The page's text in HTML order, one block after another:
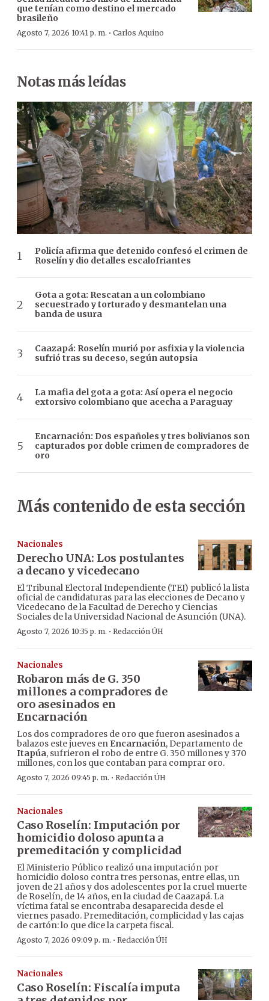
que tenían como destino el mercado
brasileño
Agosto 7, 2026 10:41 p. m. · Carlos Aquino
Notas más leídas
Policía afirma que detenido confesó el crimen de
Roselín y dio detalles escalofriantes
Gota a gota: Rescatan a un colombiano
secuestrado y torturado y desmantelan una
banda de usura
Caazapá: Roselín murió por asfixia y la violencia
sufrió tras su deceso, según autopsia
La mafia del gota a gota: Así opera el negocio
extorsivo colombiano que acecha a Paraguay
Encarnación: Dos españoles y tres bolivianos son
capturados por doble crimen de compradores de
oro
Más contenido de esta sección
Nacionales
Derecho UNA: Los postulantes
a decano y vicedecano
El Tribunal Electoral Independiente (TEI) publicó la lista
oficial de candidaturas para las elecciones de Decano y
Vicedecano de la Facultad de Derecho y Ciencias
Sociales de la Universidad Nacional de Asunción (UNA).
Agosto 7, 2026 10:35 p. m. · Redacción ÚH
Nacionales
Robaron más de G. 350
millones a compradores de
oro asesinados en
Encarnación
Los dos compradores de oro que fueron asesinados a
balazos este jueves en Encarnación, Departamento de
Itapúa, sufrieron el robo de entre G. 350 millones y 370
millones, con los que contaban para comprar oro.
Agosto 7, 2026 09:45 p. m. · Redacción ÚH
Nacionales
Caso Roselín: Imputación por
homicidio doloso apunta a
premeditación y complicidad
El Ministerio Público realizó una imputación por
homicidio doloso contra tres personas, entre ellas, un
joven de 21 años y dos adolescentes por la cruel muerte
de Roselín, de 14 años, en la ciudad de Caazapá. La
víctima fatal se encontraba desaparecida desde el
viernes pasado. Premeditación, complicidad y las cajas
de cartón: lo que dice la carpeta fiscal.
Agosto 7, 2026 09:09 p. m. · Redacción ÚH
Nacionales
Caso Roselín: Fiscalía imputa